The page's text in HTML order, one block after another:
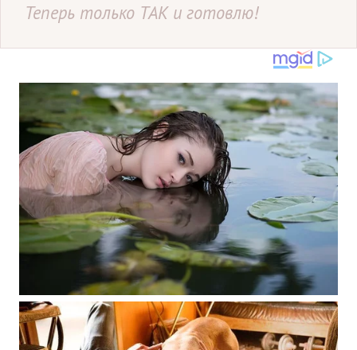
Теперь только ТАК и готовлю!